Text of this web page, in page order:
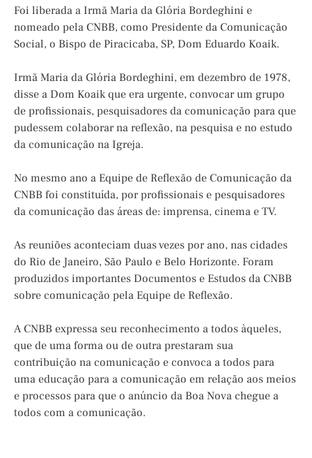
Foi liberada a Irmã Maria da Glória Bordeghini e
nomeado pela CNBB, como Presidente da Comunicação
Social, o Bispo de Piracicaba, SP, Dom Eduardo Koaik.
Irmã Maria da Glória Bordeghini, em dezembro de 1978,
disse a Dom Koaik que era urgente, convocar um grupo
de profissionais, pesquisadores da comunicação para que
pudessem colaborar na reflexão, na pesquisa e no estudo
da comunicação na Igreja.
No mesmo ano a Equipe de Reflexão de Comunicação da
CNBB foi constituída, por profissionais e pesquisadores
da comunicação das áreas de: imprensa, cinema e TV.
As reuniões aconteciam duas vezes por ano, nas cidades
do Rio de Janeiro, São Paulo e Belo Horizonte. Foram
produzidos importantes Documentos e Estudos da CNBB
sobre comunicação pela Equipe de Reflexão.
A CNBB expressa seu reconhecimento a todos àqueles,
que de uma forma ou de outra prestaram sua
contribuição na comunicação e convoca a todos para
uma educação para a comunicação em relação aos meios
e processos para que o anúncio da Boa Nova chegue a
todos com a comunicação.